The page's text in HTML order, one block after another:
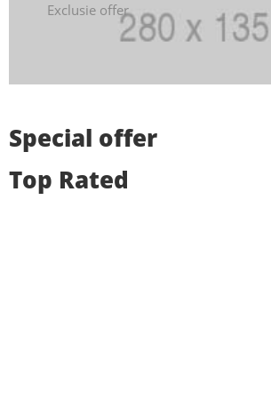
Exclusie offer
Special offer
Top Rated